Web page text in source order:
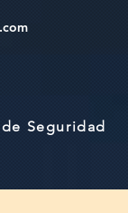
Seguridad